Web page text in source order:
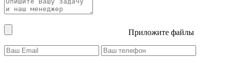
Приложите файлы